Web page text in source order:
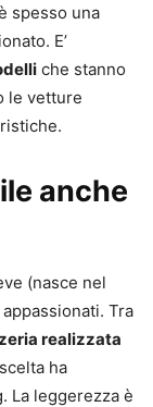
spesso una
E’
che stanno
le vetture
anche
(nasce nel
Tra
realizzata
ha
La leggerezza è